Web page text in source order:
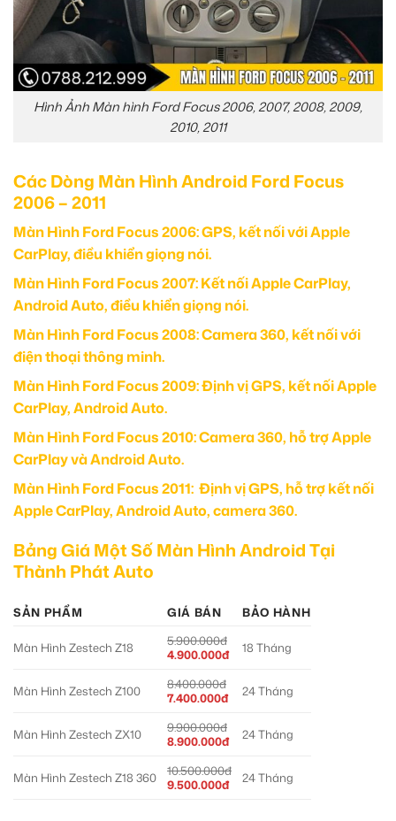
Hình Ảnh Màn hình Ford Focus 2006, 2007, 2008, 2009,
2010, 2011
Các Dòng Màn Hình Android Ford Focus
2006 – 2011
Màn Hình Ford Focus 2006: GPS, kết nối với Apple
CarPlay, điều khiển giọng nói.
Màn Hình Ford Focus 2007: Kết nối Apple CarPlay,
Android Auto, điều khiển giọng nói.
Màn Hình Ford Focus 2008: Camera 360, kết nối với
điện thoại thông minh.
Màn Hình Ford Focus 2009: Định vị GPS, kết nối Apple
CarPlay, Android Auto.
Màn Hình Ford Focus 2010: Camera 360, hỗ trợ Apple
CarPlay và Android Auto.
Màn Hình Ford Focus 2011: Định vị GPS, hỗ trợ kết nối
Apple CarPlay, Android Auto, camera 360.
Bảng Giá Một Số Màn Hình Android Tại
Thành Phát Auto
SẢN PHẨM GIÁ BÁN BẢO HÀNH
Màn Hình Zestech Z18
5.900.000đ
4.900.000đ
18 Tháng
Màn Hình Zestech Z100
8.400.000đ
7.400.000đ
24 Tháng
Màn Hình Zestech ZX10
9.900.000đ
8.900.000đ
24 Tháng
Màn Hình Zestech Z18 360
10.500.000đ
9.500.000đ
24 Tháng